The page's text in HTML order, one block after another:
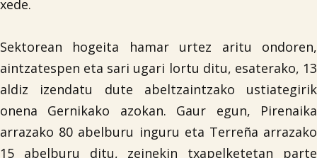
xede.
Sektorean hogeita hamar urtez aritu ondoren,
aintzatespen eta sari ugari lortu ditu, esaterako, 13
aldiz izendatu dute abeltzaintzako ustiategirik
onena Gernikako azokan. Gaur egun, Pirenaika
arrazako 80 abelburu inguru eta Terreña arrazako
15 abelburu ditu, zeinekin txapelketetan parte